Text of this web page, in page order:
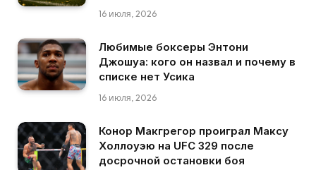
16 июля, 2026
Любимые боксеры Энтони
Джошуа: кого он назвал и почему в
списке нет Усика
16 июля, 2026
Конор Макгрегор проиграл Максу
Холлоуэю на UFC 329 после
досрочной остановки боя